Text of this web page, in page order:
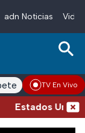
adn Noticias
Noticias RadioTV En Vivo
Estados